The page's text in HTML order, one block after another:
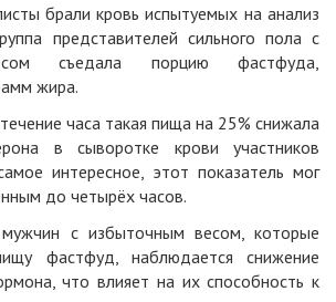
брали кровь испытуемых на анализ
представителей сильного пола с
съедала порцию фастфуда,
жира.
часа такая пища на 25% снижала
в сыворотке крови участников
интересное, этот показатель мог
до четырёх часов.
с избыточным весом, которые
фастфуд, наблюдается снижение
что влияет на их способность к